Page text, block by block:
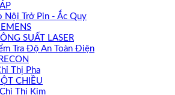
Nội Trở Pin - Ắc Quy
SUẤT LASER
Tra Độ An Toàn Điện
Thị Pha
CHIỀU
Thị Kim